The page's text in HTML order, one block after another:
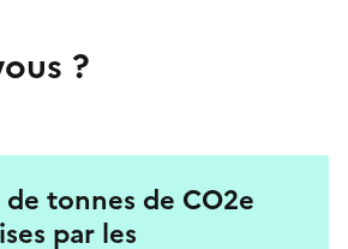
?
tonnes de CO2e
par les